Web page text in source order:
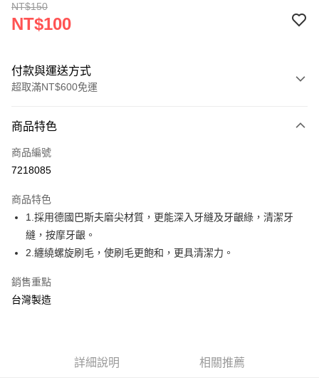
NT$150
NT$100
付款與運送方式
超取滿NT$600免運
信用卡一次付款
超商取貨付款
Apple Pay
街口支付
AFTEE先享後付
１．簡單：不需註冊會員、不需綁卡、不需儲值。
商品特色
商品編號
7218085
商品特色
1.採用德國巴斯夫磨尖材質，更能深入牙縫及牙齦綠，清潔牙
縫，按摩牙齦。
2.纏繞螺旋刷毛，使刷毛更飽和，更具清潔力。
銷售重點
台灣製造
詳細說明 相關推薦